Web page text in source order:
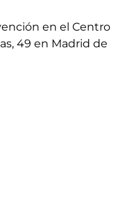
en el Centro
49 en Madrid de